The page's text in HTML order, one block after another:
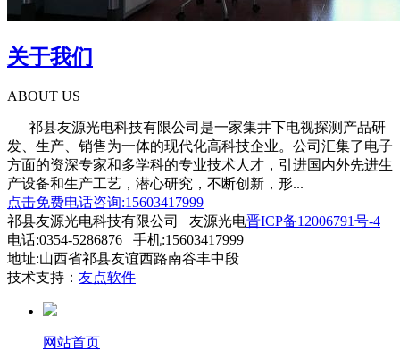
关于我们
ABOUT US
祁县友源光电科技有限公司是一家集井下电视探测产品研
发、生产、销售为一体的现代化高科技企业。公司汇集了电子
方面的资深专家和多学科的专业技术人才，引进国内外先进生
产设备和生产工艺，潜心研究，不断创新，形...
点击免费电话咨询:15603417999
祁县友源光电科技有限公司 友源光电晋ICP备12006791号-4
电话:0354-5286876 手机:15603417999
地址:山西省祁县友谊西路南谷丰中段
技术支持： 友点软件
网站首页